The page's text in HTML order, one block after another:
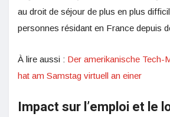
au droit de séjour de plus en plus
personnes résidant en France depuis
À lire aussi : Der amerikanische Tech-
hat am Samstag virtuell an einer
Impact sur l’emploi et le